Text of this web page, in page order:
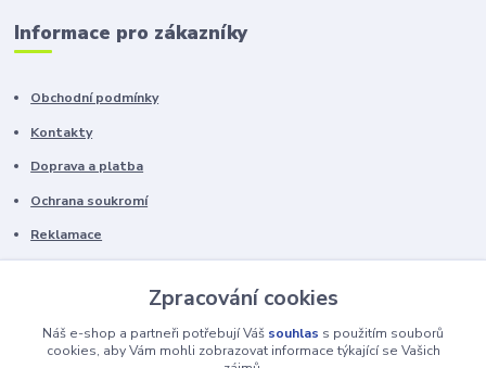
Informace pro zákazníky
Obchodní podmínky
Kontakty
Doprava a platba
Ochrana soukromí
Reklamace
Zpracování cookies
Náš e-shop a partneři potřebují Váš souhlas s použitím souborů
cookies, aby Vám mohli zobrazovat informace týkající se Vašich